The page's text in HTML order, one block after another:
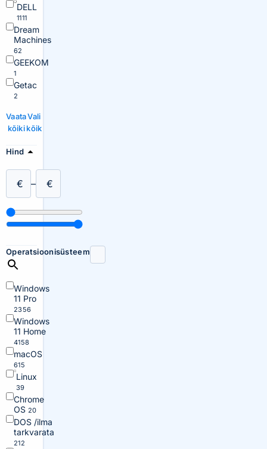
DELL
1111
Dream
Machines
62
GEEKOM
1
Getac
2
Vaata
kõiki
Vali
kõik
Hind
€ – €
Operatsioonisüsteem
Windows
11 Pro
2356
Windows
11 Home
4158
macOS
615
Linux
39
Chrome
OS 20
DOS /ilma
tarkvarata
212